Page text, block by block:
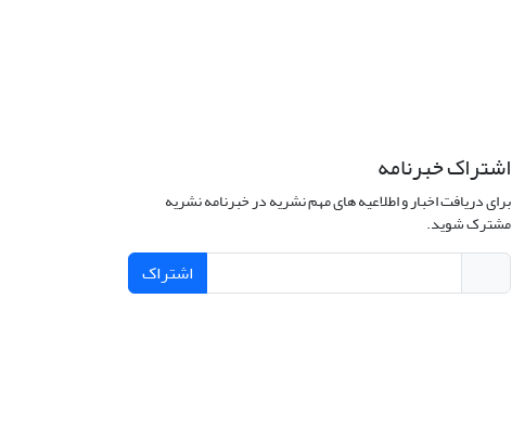
اشتراک خبرنامه
برای دریافت اخبار و اطلاعیه های مهم نشریه در خبرنامه نشریه
مشترک شوید.
اشتراک